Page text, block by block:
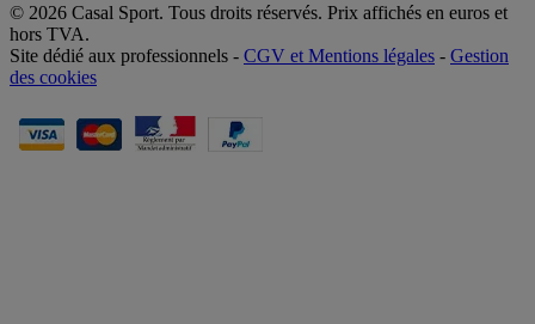
© 2026 Casal Sport. Tous droits réservés. Prix affichés en euros et
hors TVA.
Site dédié aux professionnels - CGV et Mentions légales - Gestion
des cookies